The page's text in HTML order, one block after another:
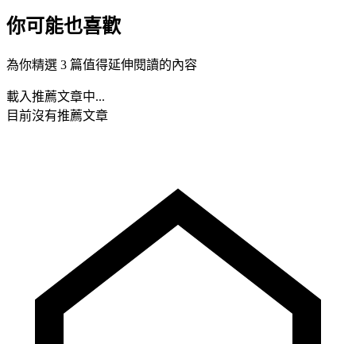
你可能也喜歡
為你精選 3 篇值得延伸閱讀的內容
載入推薦文章中...
目前沒有推薦文章